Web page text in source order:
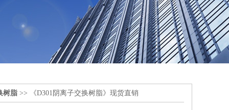
树脂 >> 《D301阴离子交换树脂》现货直销